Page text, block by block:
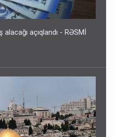
açıqlandı - RƏSMİ